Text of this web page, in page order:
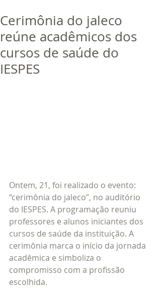
dor
Trabalhe Conosco
Cerimônia do jaleco
reúne acadêmicos dos
cursos de saúde do
IESPES
Ontem, 21, foi realizado o evento:
“cerimônia do jaleco”, no auditório
do IESPES. A programação reuniu
professores e alunos iniciantes dos
cursos de saúde da instituição. A
cerimônia marca o início da jornada
acadêmica e simboliza o
compromisso com a profissão
escolhida.